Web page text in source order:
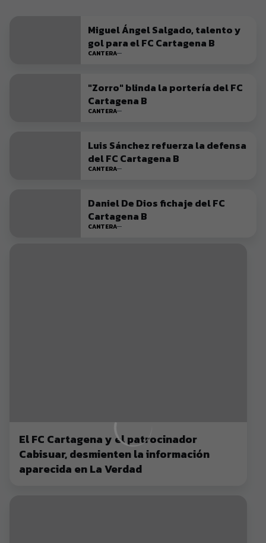
Miguel Ángel Salgado, talento y
gol para el FC Cartagena B
CANTERA
"Zorro" blinda la portería del FC
Cartagena B
CANTERA
Luis Sánchez refuerza la defensa
del FC Cartagena B
CANTERA
Daniel De Dios fichaje del FC
Cartagena B
CANTERA
El FC Cartagena y el patrocinador
Cabisuar, desmienten la información
aparecida en La Verdad